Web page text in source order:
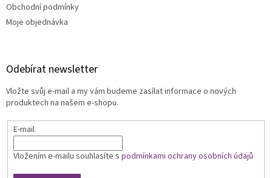
Obchodní podmínky
Moje objednávka
Odebírat newsletter
Vložte svůj e-mail a my vám budeme zasílat informace o nových
produktech na našem e-shopu.
E-mail
Vložením e-mailu souhlasíte s podmínkami ochrany osobních údajů